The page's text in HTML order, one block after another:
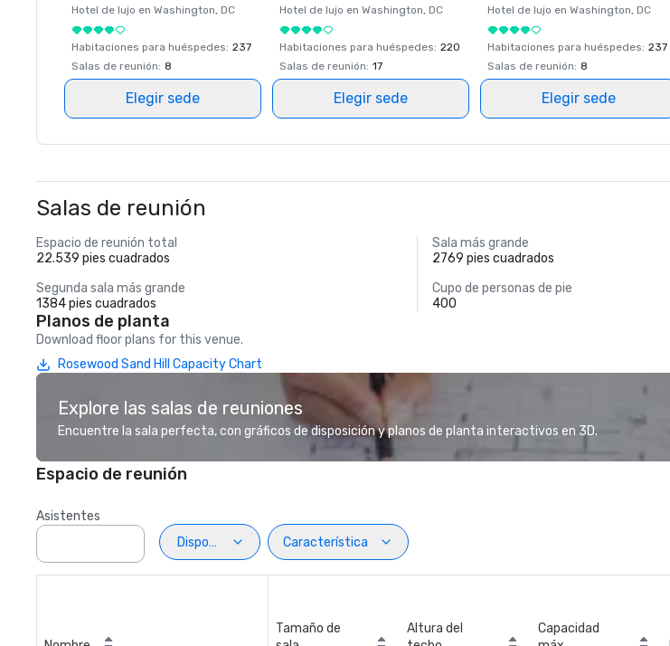
Hotel de lujo en Washington, DC
Habitaciones para huéspedes: 237
Salas de reunión: 8
Elegir sede
Hotel de lujo en Washington, DC
Habitaciones para huéspedes: 220
Salas de reunión: 17
Elegir sede
Hotel de lujo en Washington, DC
Habitaciones para huéspedes: 237
Salas de reunión: 8
Elegir sede
Salas de reunión
Espacio de reunión total
22.539 pies cuadrados
Sala más grande
2769 pies cuadrados
Segunda sala más grande
1384 pies cuadrados
Cupo de personas de pie
400
Planos de planta
Download floor plans for this venue.
Rosewood Sand Hill Capacity Chart
Explore las salas de reuniones
Encuentre la sala perfecta, con gráficos de disposición y planos de planta interactivos en 3D.
Espacio de reunión
Asistentes
Disposiciön
Característica
Tamaño de
Altura del
Capacidad